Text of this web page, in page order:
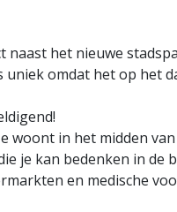
het nieuwe
uniek omdat het op het
woont in het midden
je kan bedenken in de
en medische